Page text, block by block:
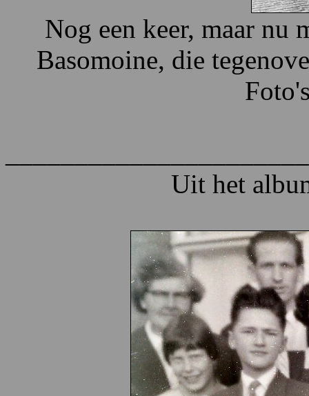
Nog een keer, maar nu
Basomoine, die
Uit het